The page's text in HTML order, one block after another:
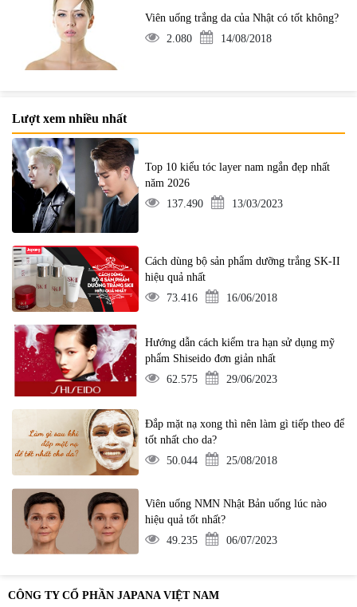
Viên uống trắng da của Nhật có tốt không?
2.080
14/08/2018
Lượt xem nhiều nhất
Top 10 kiểu tóc layer nam ngắn đẹp nhất
năm 2026
137.490
13/03/2023
Cách dùng bộ sản phẩm dưỡng trắng SK-II
hiệu quả nhất
73.416
16/06/2018
Hướng dẫn cách kiểm tra hạn sử dụng mỹ
phẩm Shiseido đơn giản nhất
62.575
29/06/2023
Đắp mặt nạ xong thì nên làm gì tiếp theo để
tốt nhất cho da?
50.044
25/08/2018
Viên uống NMN Nhật Bản uống lúc nào
hiệu quả tốt nhất?
49.235
06/07/2023
CÔNG TY CỔ PHẦN JAPANA VIỆT NAM